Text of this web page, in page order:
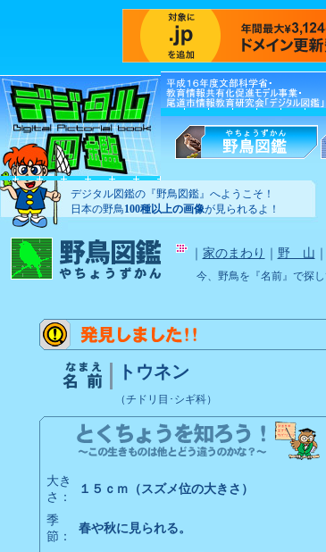
デジタル図鑑の『野鳥図鑑』へようこそ！
日本の野鳥100種以上の画像が見られるよ！
家のまわり 野 山
今、野鳥を『名前』で探
トウネン
（チドリ目･シギ科）
大き
さ：
１５ｃｍ（スズメ位の大きさ）
季
節：
春や秋に見られる。